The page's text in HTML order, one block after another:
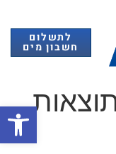
לתשלום
חשבון מים